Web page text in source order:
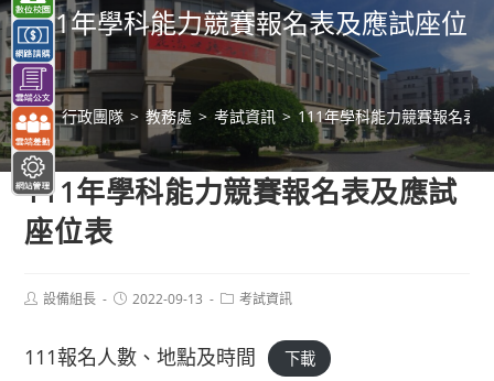
容 111年學科能力競賽報名表及應試座位
表
> 行政團隊 > 教務處 > 考試資訊 > 111年學科能力競賽報名表
111年學科能力競賽報名表及應試
座位表
Post設備組長
Post2022-09-13
Post考試資訊
111報名人數、地點及時間 下載